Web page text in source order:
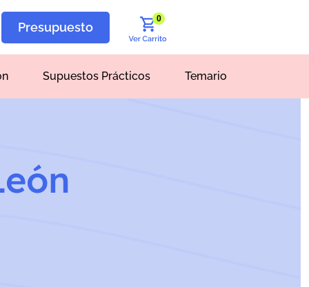
Presupuesto
0
Supuestos Prácticos Temario